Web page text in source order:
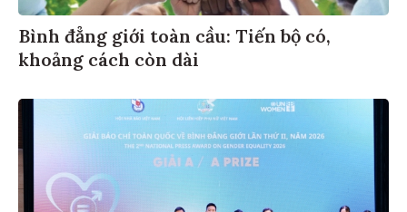
Bình đẳng giới toàn cầu: Tiến bộ có,
khoảng cách còn dài